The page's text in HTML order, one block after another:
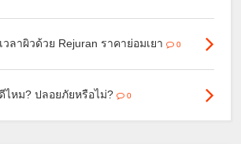
ลาผิวด้วย Rejuran ราคาย่อมเยา 0
ไหม? ปลอยภัยหรือไม่? 0